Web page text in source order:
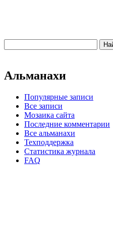
Альманахи
Популярные записи
Все записи
Мозаика сайта
Последние комментарии
Все альманахи
Техподдержка
Статистика журнала
FAQ